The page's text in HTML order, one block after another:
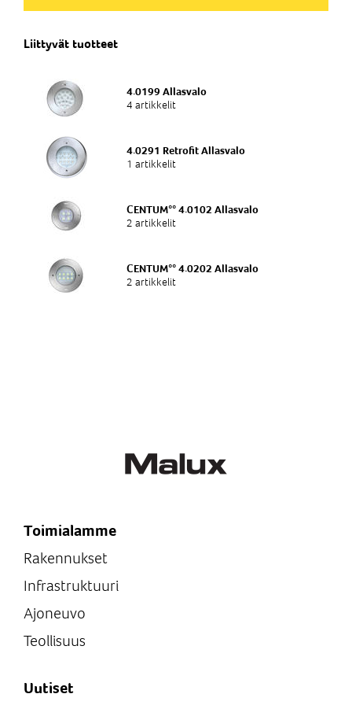
Asennus
LED
3450lm
Värilämpötila kelvin (K)
6000
Bassäng
Asennus
Valonlähde
Valovirta
3225lm
Värilämpötila kelvin (K)
Teho (W)
42W
Bassäng
Asennus
Uppoasennus seinä
Valonlähde
LED
Valovirta
RGB
Liittyvät tuotteet
4.0199 Allasvalo
4 artikkelit
4.0291 Retrofit Allasvalo
1 artikkelit
CENTUM°° 4.0102 Allasvalo
2 artikkelit
CENTUM°° 4.0202 Allasvalo
2 artikkelit
Toimialamme
Rakennukset
Infrastruktuuri
Ajoneuvo
Teollisuus
Uutiset